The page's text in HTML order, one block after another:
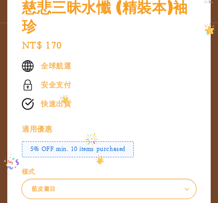
慈悲三昧水懺 (精裝本)袖
珍
Regular
price
NT$ 170
全球航運
安全支付
快速出貨
適用優惠
5% OFF min. 10 items purchased
樣式